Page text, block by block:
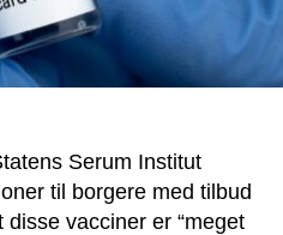
være
“meget
og
Serum Institut
til borgere med tilbud
vacciner er “meget